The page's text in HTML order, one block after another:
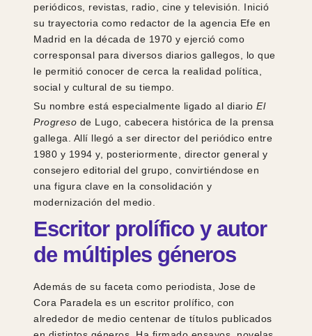
periódicos, revistas, radio, cine y televisión. Inició
su trayectoria como redactor de la agencia Efe en
Madrid en la década de 1970 y ejerció como
corresponsal para diversos diarios gallegos, lo que
le permitió conocer de cerca la realidad política,
social y cultural de su tiempo.
Su nombre está especialmente ligado al diario El
Progreso de Lugo, cabecera histórica de la prensa
gallega. Allí llegó a ser director del periódico entre
1980 y 1994 y, posteriormente, director general y
consejero editorial del grupo, convirtiéndose en
una figura clave en la consolidación y
modernización del medio.
Escritor prolífico y autor
de múltiples géneros
Además de su faceta como periodista, Jose de
Cora Paradela es un escritor prolífico, con
alrededor de medio centenar de títulos publicados